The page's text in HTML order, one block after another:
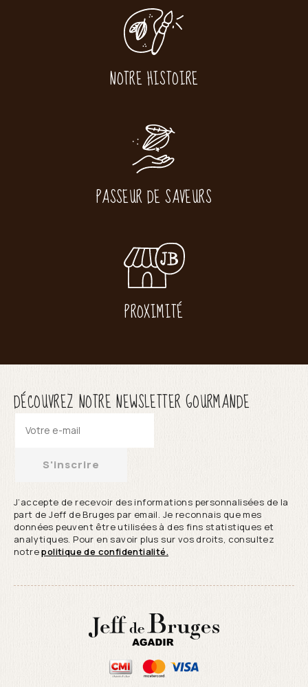
NOTRE HISTOIRE
PASSEUR DE SAVEURS
PROXIMITÉ
DÉCOUVREZ NOTRE NEWSLETTER GOURMANDE
S'inscrire
J’accepte de recevoir des informations personnalisées de la
part de Jeff de Bruges par email. Je reconnais que mes
données peuvent être utilisées à des fins statistiques et
analytiques. Pour en savoir plus sur vos droits, consultez
notrepolitique de confidentialité.